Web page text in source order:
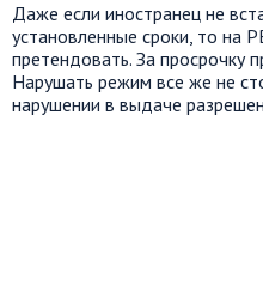
Даже если иностранец не
установленные сроки, то на
претендовать. За просрочку
Нарушать режим все же не
нарушении в выдаче